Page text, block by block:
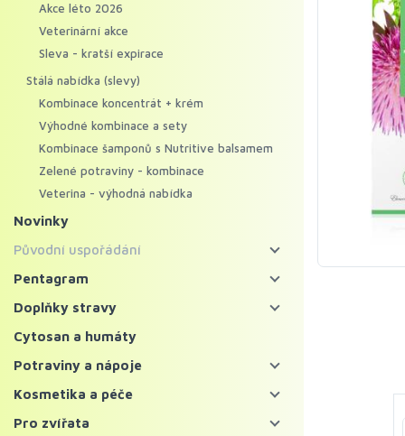
Akce léto 2026
Veterinární akce
Sleva - kratší expirace
Stálá nabídka (slevy)
Kombinace koncentrát + krém
Výhodné kombinace a sety
Kombinace šamponů s Nutritive balsamem
Zelené potraviny - kombinace
Veterina - výhodná nabídka
Novinky
Původní uspořádání
Energy food
Pentagram - bylinné koncentráty
Pentagram
Koncentráty
Krémy
Doplňky stravy
Bylinné koncentráty
Probiotika a trávení
Cytosan a humáty
Potraviny a nápoje
Zelené potraviny
Bylinné čaje a nápoje
Kosmetika a péče
Pleť
Pro zvířata